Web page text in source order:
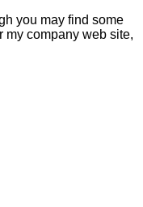
you may find some
my company web site,